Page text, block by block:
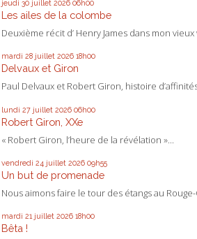
jeudi 30 juillet 2026 06h00
Les ailes de la colombe
Deuxième récit d’ Henry James dans mon vieux
mardi 28 juillet 2026 18h00
Delvaux et Giron
Paul Delvaux et Robert Giron, histoire
lundi 27 juillet 2026 06h00
Robert Giron, XXe
« Robert Giron, l’heure de la révélation »...
vendredi 24 juillet 2026 09h55
Un but de promenade
Nous aimons faire le tour des étangs au
mardi 21 juillet 2026 18h00
Bêta !